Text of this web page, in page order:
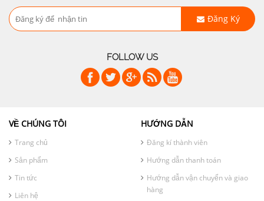
Đăng Ký
FOLLOW US
VỀ CHÚNG TÔI
Trang chủ
Sản phẩm
Tin tức
Liên hệ
HƯỚNG DẪN
Đăng kí thành viên
Hướng dẫn thanh toán
Hướng dẫn vận chuyển và giao
hàng